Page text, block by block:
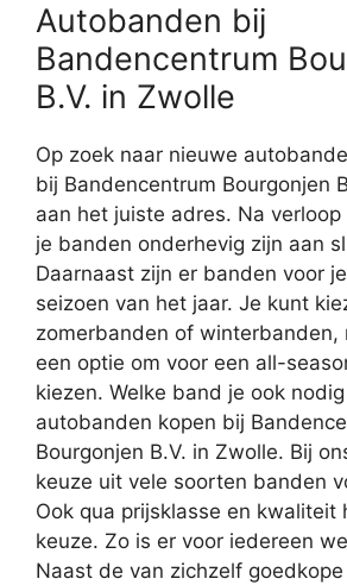
Autobanden bij
Bandencentrum
B.V. in Zwolle
Op zoek naar nieuwe
bij Bandencentrum Bourgonjen
aan het juiste adres. Na
je banden onderhevig zijn aan
Daarnaast zijn er banden voor
seizoen van het jaar. Je kunt
zomerbanden of winterbanden,
een optie om voor een all-
kiezen. Welke band je ook
autobanden kopen bij
Bourgonjen B.V. in Zwolle. Bij
keuze uit vele soorten banden
Ook qua prijsklasse en kwaliteit
keuze. Zo is er voor iedereen
Naast de van zichzelf